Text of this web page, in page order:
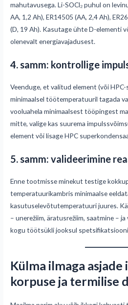
mahutavusega. Li-SOCl₂ puhul on
AA, 1,2 Ah), ER14505 (AA, 2,4 Ah),
(D, 19 Ah). Kasutage ühte D-elementi
olenevalt energiavajadusest.
4. samm: kontrollige
Veenduge, et valitud element (või
minimaalsel töötemperatuuril tagada
vooluahela minimaalsest tööpingest
mitte, valige kas suurema
element või lisage HPC
5. samm: valideerimine
Enne tootmisse minekut testige
temperatuurikambris minimaalse
kasutuselevõtutemperatuuri juures.
– unerežiim, äratusrežiim, saatmine –
kogu töötsükli jooksul
Külma ilmaga
korpuse ja termilise